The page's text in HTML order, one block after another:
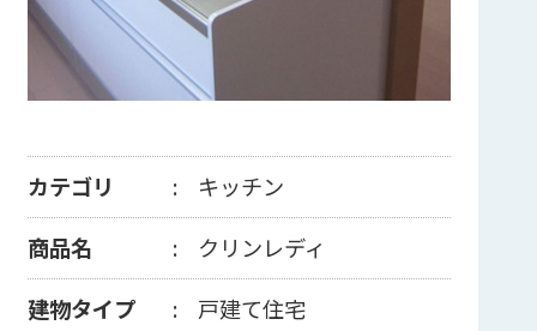
カテゴリ
キッチン
商品名
クリンレディ
建物タイプ
戸建て住宅